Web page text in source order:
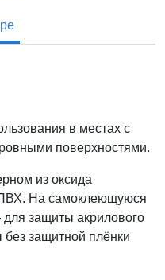
в местах с
поверхностями.
из оксида
На самоклеющуюся
защиты акрилового
защитной плёнки